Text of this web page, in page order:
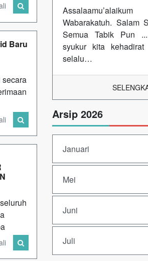
Baru
secara
Wabarakatuh. Salam
Semua Tabik Pun
syukur kita
selalu…
Arsip 2026
Januari
Mei
Juni
Juli